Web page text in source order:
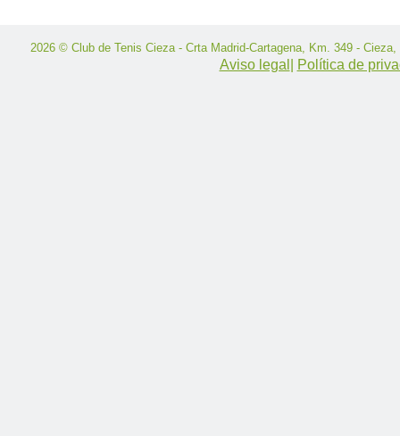
2026 © Club de Tenis Cieza - Crta Madrid-Cartagena, Km. 349 -
Aviso legal Política de